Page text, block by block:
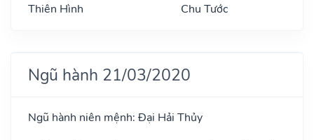
Thiên Hình
Chu Tước
Ngũ hành 21/03/2020
Ngũ hành niên mệnh: Đại Hải Thủy